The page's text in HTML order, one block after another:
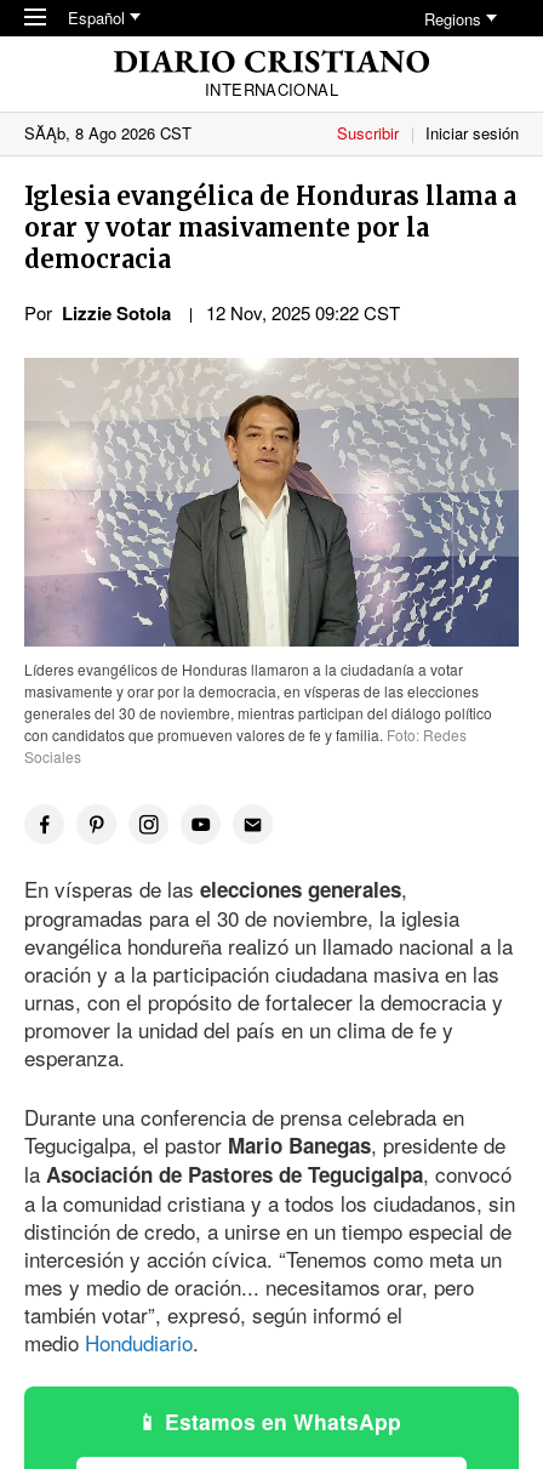
Skip to main content
Español Regions
INTERNACIONAL
SĂĄb, 8 Ago 2026 CST
Suscribir Iniciar sesión
Iglesia evangélica de Honduras llama a
orar y votar masivamente por la
democracia
Por Lizzie Sotola 12 Nov, 2025 09:22 CST
Líderes evangélicos de Honduras llamaron a la ciudadanía a votar
masivamente y orar por la democracia, en vísperas de las elecciones
generales del 30 de noviembre, mientras participan del diálogo político
con candidatos que promueven valores de fe y familia. Foto: Redes
Sociales
En vísperas de las elecciones generales,
programadas para el 30 de noviembre, la iglesia
evangélica hondureña realizó un llamado nacional a la
oración y a la participación ciudadana masiva en las
urnas, con el propósito de fortalecer la democracia y
promover la unidad del país en un clima de fe y
esperanza.
Durante una conferencia de prensa celebrada en
Tegucigalpa, el pastor Mario Banegas, presidente de
la Asociación de Pastores de Tegucigalpa, convocó
a la comunidad cristiana y a todos los ciudadanos, sin
distinción de credo, a unirse en un tiempo especial de
intercesión y acción cívica. “Tenemos como meta un
mes y medio de oración... necesitamos orar, pero
también votar”, expresó, según informó el
medio Hondudiario.
Estamos en WhatsApp